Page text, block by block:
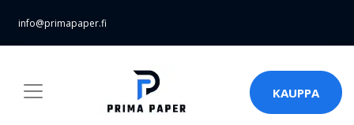
info@primapaper.fi
KAUPPA